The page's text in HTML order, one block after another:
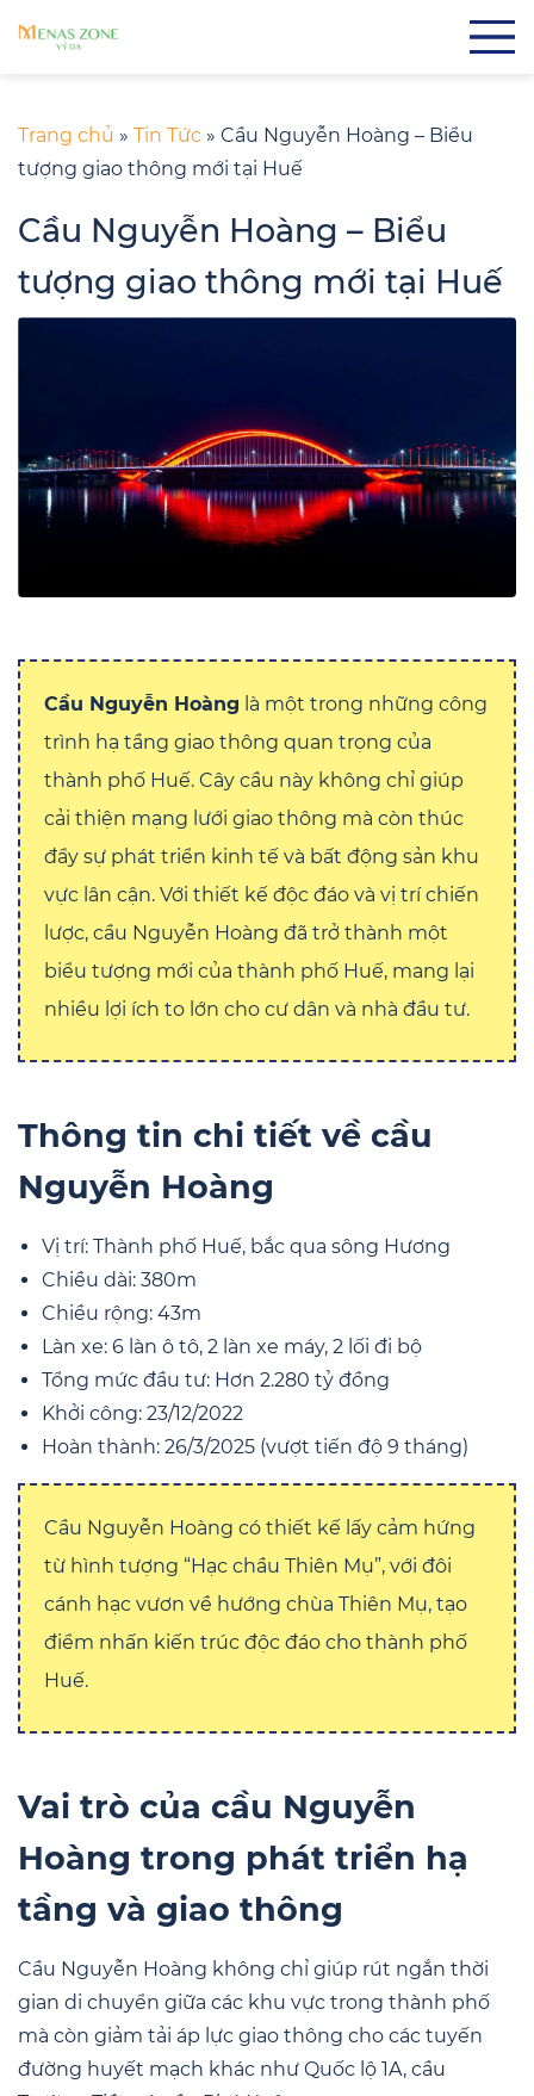
Trang chủ » Tin Tức » Cầu Nguyễn Hoàng – Biểu
tượng giao thông mới tại Huế
Cầu Nguyễn Hoàng – Biểu
tượng giao thông mới tại Huế
Cầu Nguyễn Hoàng là một trong những công
trình hạ tầng giao thông quan trọng của
thành phố Huế. Cây cầu này không chỉ giúp
cải thiện mạng lưới giao thông mà còn thúc
đẩy sự phát triển kinh tế và bất động sản khu
vực lân cận. Với thiết kế độc đáo và vị trí chiến
lược, cầu Nguyễn Hoàng đã trở thành một
biểu tượng mới của thành phố Huế, mang lại
nhiều lợi ích to lớn cho cư dân và nhà đầu tư.
Thông tin chi tiết về cầu
Nguyễn Hoàng
Vị trí: Thành phố Huế, bắc qua sông Hương
Chiều dài: 380m
Chiều rộng: 43m
Làn xe: 6 làn ô tô, 2 làn xe máy, 2 lối đi bộ
Tổng mức đầu tư: Hơn 2.280 tỷ đồng
Khởi công: 23/12/2022
Hoàn thành: 26/3/2025 (vượt tiến độ 9 tháng)
Cầu Nguyễn Hoàng có thiết kế lấy cảm hứng
từ hình tượng “Hạc chầu Thiên Mụ”, với đôi
cánh hạc vươn về hướng chùa Thiên Mụ, tạo
điểm nhấn kiến trúc độc đáo cho thành phố
Huế.
Vai trò của cầu Nguyễn
Hoàng trong phát triển hạ
tầng và giao thông
Cầu Nguyễn Hoàng không chỉ giúp rút ngắn thời
gian di chuyển giữa các khu vực trong thành phố
mà còn giảm tải áp lực giao thông cho các tuyến
đường huyết mạch khác như Quốc lộ 1A, cầu